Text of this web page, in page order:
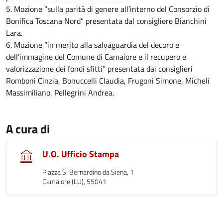
5. Mozione “sulla parità di genere all’interno del Consorzio di
Bonifica Toscana Nord” presentata dal consigliere Bianchini
Lara.
6. Mozione “in merito alla salvaguardia del decoro e
dell’immagine del Comune di Camaiore e il recupero e
valorizzazione dei fondi sfitti” presentata dai consiglieri
Romboni Cinzia, Bonuccelli Claudia, Frugoni Simone, Micheli
Massimiliano, Pellegrini Andrea.
A cura di
U.O. Ufficio Stampa
Piazza S. Bernardino da Siena, 1
Camaiore (LU), 55041